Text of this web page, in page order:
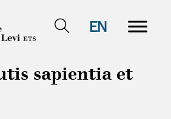
EN
sapientia et